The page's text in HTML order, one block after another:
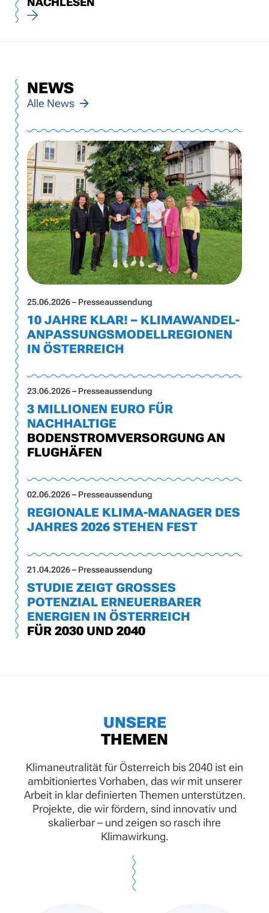
NEWS
Alle News
25.06.2026 – Presseaussendung
10 JAHRE KLAR! – KLIMAWANDEL-
ANPASSUNGSMODELLREGIONEN
IN ÖSTERREICH
23.06.2026 – Presseaussendung
3 MILLIONEN EURO FÜR
NACHHALTIGE
BODENSTROMVERSORGUNG AN
FLUGHÄFEN
02.06.2026 – Presseaussendung
REGIONALE KLIMA-MANAGER DES
JAHRES 2026 STEHEN FEST
21.04.2026 – Presseaussendung
STUDIE ZEIGT GROSSES P
OTENZIAL ERNEUERBARER E
NERGIEN IN ÖSTERREICH
FÜR 2030 UND 2040
UNSERE
THEMEN
Klimaneutralität für Österreich bis 2040 ist ein
ambitioniertes Vorhaben, das wir mit unserer
Arbeit in klar definierten Themen unterstützen.
Projekte, die wir fördern, sind innovativ und
skalierbar – und zeigen so rasch ihre
Klimawirkung.